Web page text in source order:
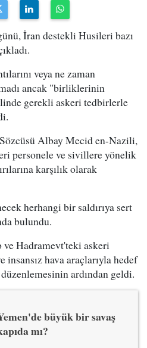
İran destekli Husileri bazı
veya ne zaman
ancak "birliklerinin
gerekli askeri tedbirlerle
Albay Mecid en-Nazili,
personele ve sivillere yönelik
karşılık olarak
herhangi bir saldırıya sert
bulundu.
Hadramevt'teki askeri
hava araçlarıyla hedef
ardından geldi.
büyük bir savaş
mı?